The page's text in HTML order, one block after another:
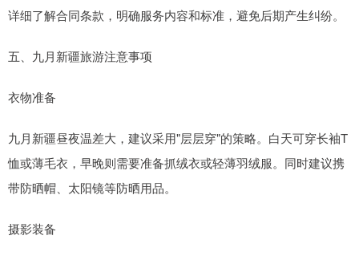
详细了解合同条款，明确服务内容和标准，避免后期产生纠纷。
五、九月新疆旅游注意事项
衣物准备
九月新疆昼夜温差大，建议采用"层层穿"的策略。白天可穿长袖T
恤或薄毛衣，早晚则需要准备抓绒衣或轻薄羽绒服。同时建议携
带防晒帽、太阳镜等防晒用品。
摄影装备